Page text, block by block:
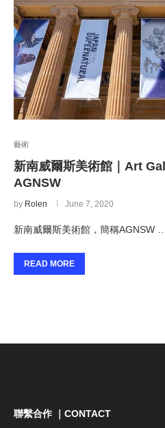
藝術
新南威爾斯美術館｜Art
AGNSW
by Rolen June 7, 2020
新南威爾斯美術館，簡稱AGNSW …
READ MORE
聯繫合作 ｜CONTACT